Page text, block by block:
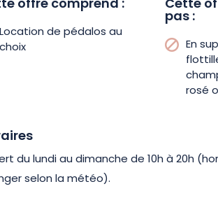
offre comprend :
Location de pédalos au
choix
Cette
pas :
En
rosé
du lundi au dimanche de 10h à 20h
selon la météo).